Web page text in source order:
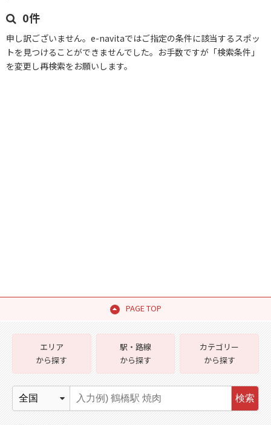
0件
申し訳ございません。e-navitaではご指定の条件に該当するスポッ
トを見つけることができませんでした。お手数ですが「検索条件」
を変更し再検索をお願いします。
PAGE TOP
エリア
から探す
駅・路線
から探す
カテゴリー
から探す
検索